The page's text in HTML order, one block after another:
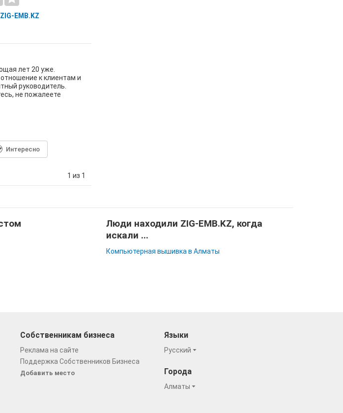
ZIG-EMB.KZ
лет 20 уже.
к клиентам и
руководитель.
не пожалеете
Интересно
1 из 1
Люди находили ZIG-EMB.KZ, когда
искали ...
Компьютерная вышивка в Алматы
Собственникам бизнеса
Реклама на сайте
Поддержка Собственников Бизнеса
Добавить место
Языки
Русский
Города
Алматы